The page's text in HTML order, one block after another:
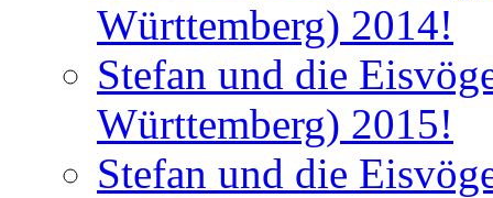
Württemberg) 2014!
Stefan und die
Württemberg) 2015!
Stefan und die